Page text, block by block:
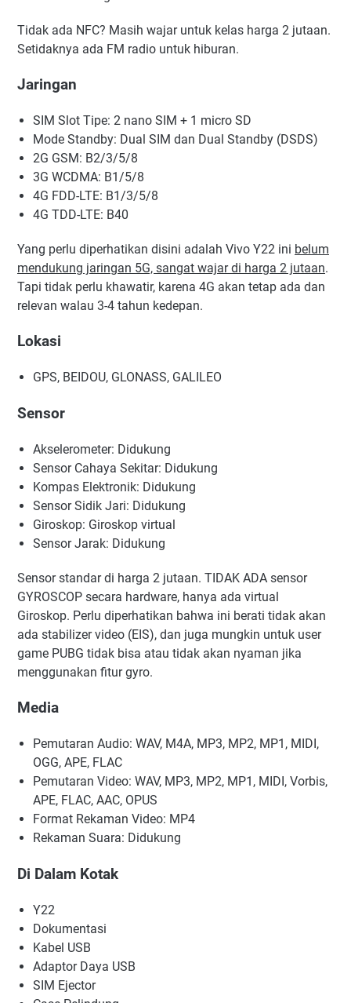
Tidak ada NFC? Masih wajar untuk kelas harga 2 jutaan.
Setidaknya ada FM radio untuk hiburan.
Jaringan
SIM Slot Tipe: 2 nano SIM + 1 micro SD
Mode Standby: Dual SIM dan Dual Standby (DSDS)
2G GSM: B2/3/5/8
3G WCDMA: B1/5/8
4G FDD-LTE: B1/3/5/8
4G TDD-LTE: B40
Yang perlu diperhatikan disini adalah Vivo Y22 ini belum
mendukung jaringan 5G, sangat wajar di harga 2 jutaan.
Tapi tidak perlu khawatir, karena 4G akan tetap ada dan
relevan walau 3-4 tahun kedepan.
Lokasi
GPS, BEIDOU, GLONASS, GALILEO
Sensor
Akselerometer: Didukung
Sensor Cahaya Sekitar: Didukung
Kompas Elektronik: Didukung
Sensor Sidik Jari: Didukung
Giroskop: Giroskop virtual
Sensor Jarak: Didukung
Sensor standar di harga 2 jutaan. TIDAK ADA sensor
GYROSCOP secara hardware, hanya ada virtual
Giroskop. Perlu diperhatikan bahwa ini berati tidak akan
ada stabilizer video (EIS), dan juga mungkin untuk user
game PUBG tidak bisa atau tidak akan nyaman jika
menggunakan fitur gyro.
Media
Pemutaran Audio: WAV, M4A, MP3, MP2, MP1, MIDI,
OGG, APE, FLAC
Pemutaran Video: WAV, MP3, MP2, MP1, MIDI, Vorbis,
APE, FLAC, AAC, OPUS
Format Rekaman Video: MP4
Rekaman Suara: Didukung
Di Dalam Kotak
Y22
Dokumentasi
Kabel USB
Adaptor Daya USB
SIM Ejector